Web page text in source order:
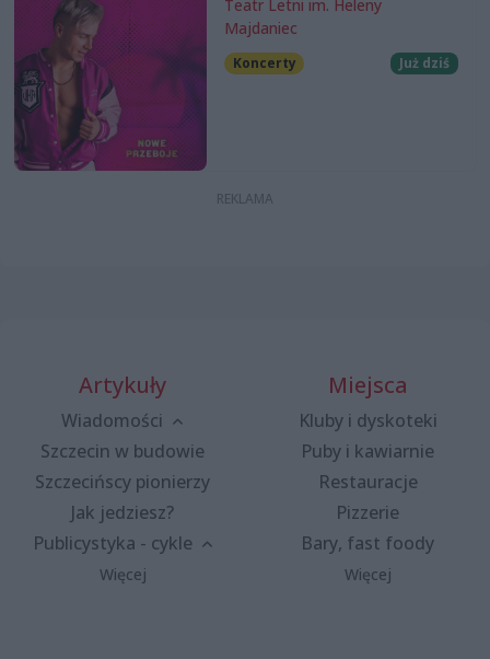
Teatr Letni im. Heleny
Majdaniec
Koncerty Już dziś
Artykuły
Wiadomości
Szczecin w budowie
Szczecińscy pionierzy
Jak jedziesz?
Publicystyka - cykle
Więcej
Miejsca
Kluby i dyskoteki
Puby i kawiarnie
Restauracje
Pizzerie
Bary, fast foody
Więcej